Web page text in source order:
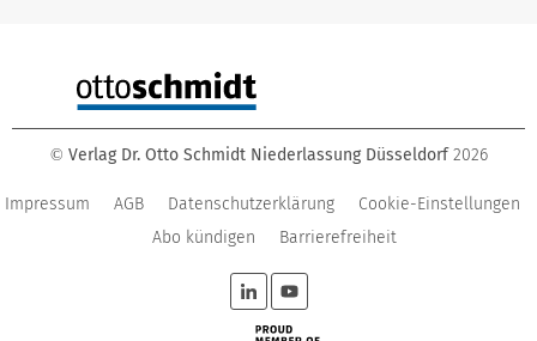
© Verlag Dr. Otto Schmidt Niederlassung Düsseldorf 2026
Impressum AGB Datenschutzerklärung
Cookie-Einstellungen
Abo kündigen
Barrierefreiheit